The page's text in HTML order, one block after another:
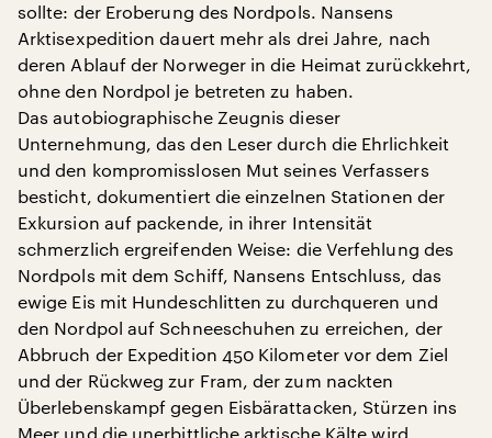
sollte: der Eroberung des Nordpols. Nansens
Arktisexpedition dauert mehr als drei Jahre, nach
deren Ablauf der Norweger in die Heimat zurückkehrt,
ohne den Nordpol je betreten zu haben.
Das autobiographische Zeugnis dieser
Unternehmung, das den Leser durch die Ehrlichkeit
und den kompromisslosen Mut seines Verfassers
besticht, dokumentiert die einzelnen Stationen der
Exkursion auf packende, in ihrer Intensität
schmerzlich ergreifenden Weise: die Verfehlung des
Nordpols mit dem Schiff, Nansens Entschluss, das
ewige Eis mit Hundeschlitten zu durchqueren und
den Nordpol auf Schneeschuhen zu erreichen, der
Abbruch der Expedition 450 Kilometer vor dem Ziel
und der Rückweg zur Fram, der zum nackten
Überlebenskampf gegen Eisbärattacken, Stürzen ins
Meer und die unerbittliche arktische Kälte wird .